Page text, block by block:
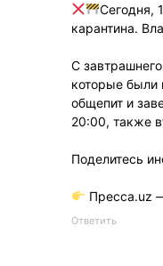
Сегодня,
карантина.
С
которые были
общепит и
20:00, также
Поделитесь
Пресса.uz
Ответить